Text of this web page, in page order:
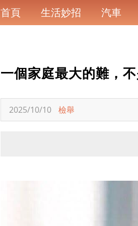
首頁 生活妙招 汽車
一個家庭最大的難，
2025/10/10 檢舉